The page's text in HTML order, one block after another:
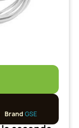
Brand GSE